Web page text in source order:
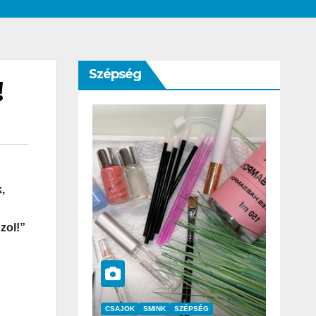
Szépség
CSAJOK SZÉPSÉG